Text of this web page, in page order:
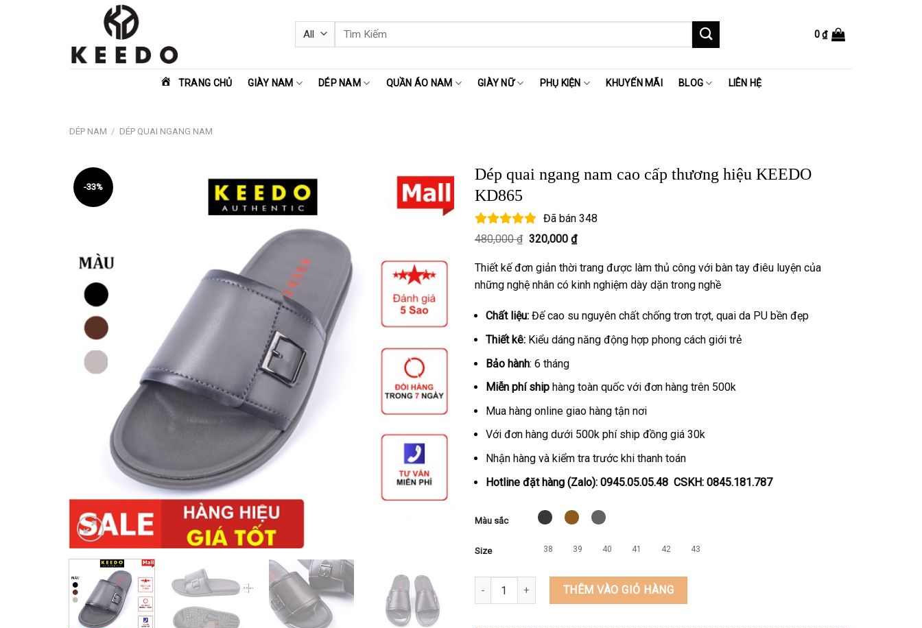
Tìm
kiếm:
0₫
TRANG CHỦ GIÀY NAM DÉP NAM QUẦN ÁO NAM GIÀY NỮ PHỤ KIỆN KHUYẾN MÃI BLOG LIÊN HỆ
DÉP NAM / DÉP QUAI NGANG NAM
-33%
Dép quai ngang nam cao cấp thương hiệu KEEDO
KD865
Đã bán 348
480,000₫ Giá
480,000 ₫.
320,000 ₫Giá
hiện
là:
320,000 ₫.
Thiết kế đơn giản thời trang được làm thủ công với bàn tay điêu luyện của
những nghệ nhân có kinh nghiệm dày dặn trong nghề
Chất liệu:Đế cao su nguyên chất chống trơn trợt, quai da PU bền đẹp
Thiết kê:Kiểu dáng năng động hợp phong cách giới trẻ
Bảo hành: 6 tháng
Miễn phí shiphàng toàn quốc với đơn hàng trên 500k
Mua hàng online giao hàng tận nơi
Với đơn hàng dưới 500k phí ship đồng giá 30k
Nhận hàng và kiểm tra trước khi thanh toán
Hotline đặt hàng (Zalo): 0945.05.05.48 CSKH: 0845.181.787
Màu sắc
Size 38 39 40 41 42 43
Dép quai ngang nam cao cấp thương hiệu KEEDO KD865 số lượng
THÊM VÀO GIỎ HÀNG